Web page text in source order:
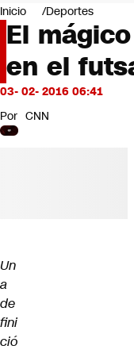
Negocios
Deportes
Programas completos
Cultura
Servicios
Bits
CNN Data
CNN tiempo
Inicio Deportes
El
en el
03- 02- 2016 06:41
Por CNN
Un
a
de
fini
ció